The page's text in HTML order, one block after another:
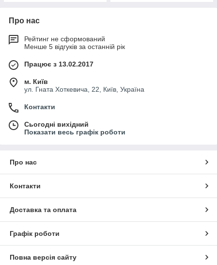
Про нас
Рейтинг не сформований
Менше 5 відгуків за останній рік
Працює з 13.02.2017
м. Київ
ул. Гната Хоткевича, 22, Київ, Україна
Контакти
Сьогодні вихідний
Показати весь графік роботи
Про нас
Контакти
Доставка та оплата
Графік роботи
Повна версія сайту